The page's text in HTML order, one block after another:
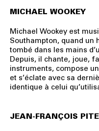
MICHAEL WOOKEY
Michael Wookey est
Southampton, quand un
tombé dans les mains
Depuis, il chante, joue,
instruments, compose
et s’éclate avec sa
identique à celui
JEAN-FRANÇOIS